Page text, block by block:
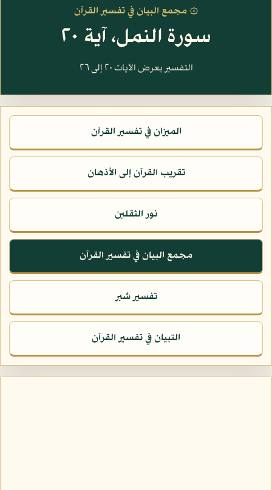
۞ مجمع البيان في تفسير القرآن
سورة النمل، آية ٢٠
التفسير يعرض الآيات ٢٠ إلى ٢٦
الميزان في تفسير القرآن
تقريب القرآن إلى الأذهان
نور الثقلين
مجمع البيان في تفسير القرآن
تفسير شبر
التبيان في تفسير القرآن